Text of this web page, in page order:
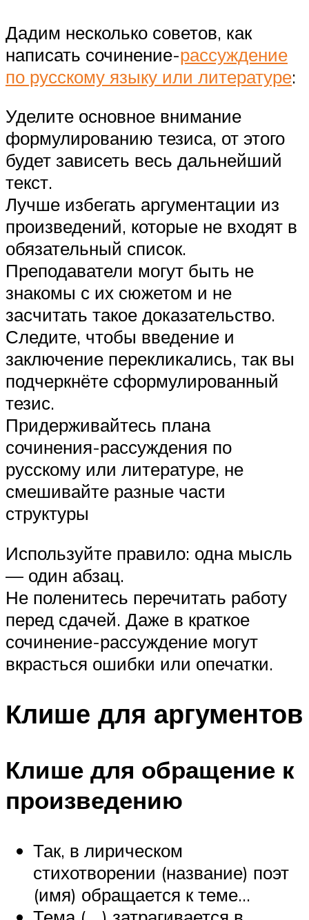
Дадим несколько советов, как
написать сочинение-рассуждение
по русскому языку или литературе:
Уделите основное внимание
формулированию тезиса, от этого
будет зависеть весь дальнейший
текст.
Лучше избегать аргументации из
произведений, которые не входят в
обязательный список.
Преподаватели могут быть не
знакомы с их сюжетом и не
засчитать такое доказательство.
Следите, чтобы введение и
заключение перекликались, так вы
подчеркнёте сформулированный
тезис.
Придерживайтесь плана
сочинения-рассуждения по
русскому или литературе, не
смешивайте разные части
структуры
Используйте правило: одна мысль
— один абзац.
Не поленитесь перечитать работу
перед сдачей. Даже в краткое
сочинение-рассуждение могут
вкрасться ошибки или опечатки.
Клише для аргументов
Клише для обращение к
произведению
Так, в лирическом
стихотворении (название) поэт
(имя) обращается к теме…